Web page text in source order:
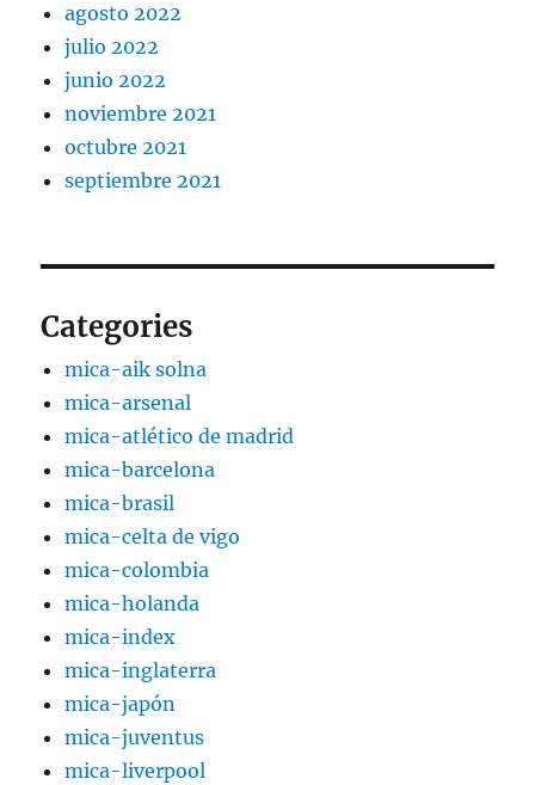
agosto 2022
julio 2022
junio 2022
noviembre 2021
octubre 2021
septiembre 2021
Categories
mica-aik solna
mica-arsenal
mica-atlético de madrid
mica-barcelona
mica-brasil
mica-celta de vigo
mica-colombia
mica-holanda
mica-index
mica-inglaterra
mica-japón
mica-juventus
mica-liverpool